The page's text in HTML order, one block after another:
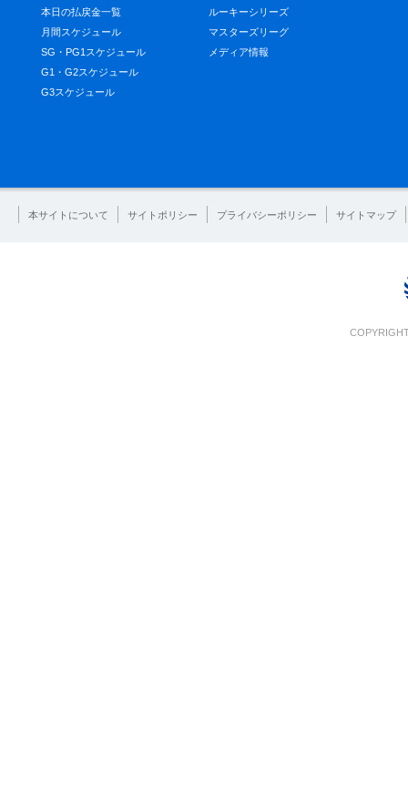
本日の払戻金一覧
月間スケジュール
SG・PG1スケジュール
G1・G2スケジュール
G3スケジュール
ルーキーシリーズ
マスターズリーグ
メディア情報
本サイトについて サイトポリシー プライバシーポリシー サイトマップ